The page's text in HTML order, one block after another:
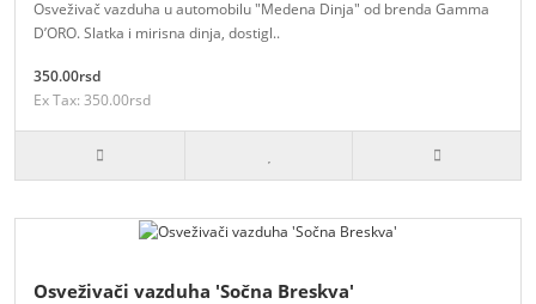
Osveživač vazduha u automobilu "Medena Dinja" od brenda Gamma
D’ORO. Slatka i mirisna dinja, dostigl..
350.00rsd
Ex Tax: 350.00rsd
Osveživači vazduha 'Sočna Breskva'